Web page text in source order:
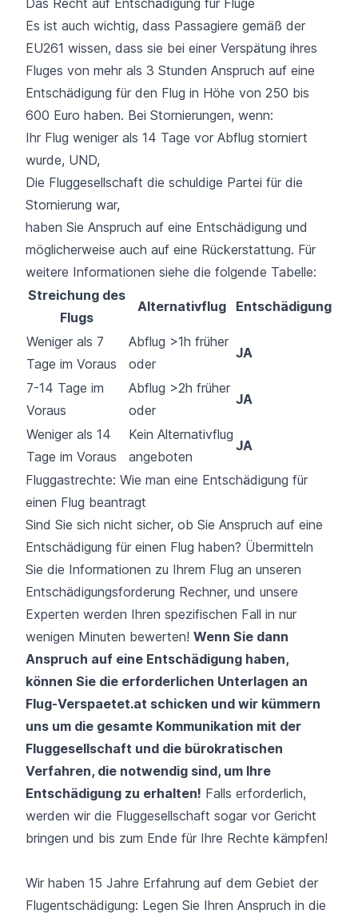
Es ist auch wichtig, dass Passagiere gemäß der
EU261 wissen, dass sie bei einer Verspätung ihres
Fluges von mehr als 3 Stunden Anspruch auf eine
Entschädigung für den Flug in Höhe von 250 bis
600 Euro haben. Bei Stornierungen, wenn:
Ihr Flug weniger als 14 Tage vor Abflug storniert
wurde, UND,
Die Fluggesellschaft die schuldige Partei für die
Stornierung war,
haben Sie Anspruch auf eine Entschädigung und
möglicherweise auch auf eine Rückerstattung. Für
weitere Informationen siehe die folgende Tabelle:
Streichung des
Flugs
Alternativflug Entschädigung
Weniger als 7
Tage im Voraus
Abflug >1h früher
oder
JA
7-14 Tage im
Voraus
Abflug >2h früher
oder
JA
Weniger als 14
Tage im Voraus
Kein Alternativflug
angeboten
JA
Fluggastrechte: Wie man eine Entschädigung für
einen Flug beantragt
Sind Sie sich nicht sicher, ob Sie Anspruch auf eine
Entschädigung für einen Flug haben? Übermitteln
Sie die Informationen zu Ihrem Flug an unseren
Entschädigungsforderung Rechner, und unsere
Experten werden Ihren spezifischen Fall in nur
wenigen Minuten bewerten! Wenn Sie dann
Anspruch auf eine Entschädigung haben,
können Sie die erforderlichen Unterlagen an
Flug-Verspaetet.at schicken und wir kümmern
uns um die gesamte Kommunikation mit der
Fluggesellschaft und die bürokratischen
Verfahren, die notwendig sind, um Ihre
Entschädigung zu erhalten! Falls erforderlich,
werden wir die Fluggesellschaft sogar vor Gericht
bringen und bis zum Ende für Ihre Rechte kämpfen!
Wir haben 15 Jahre Erfahrung auf dem Gebiet der
Flugentschädigung: Legen Sie Ihren Anspruch in die